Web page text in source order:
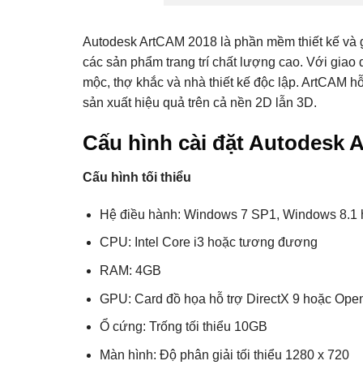
Autodesk ArtCAM 2018 là phần mềm thiết kế
các sản phẩm trang trí chất lượng cao. Với giao
mộc, thợ khắc và nhà thiết kế độc lập. ArtCAM
sản xuất hiệu quả trên cả nền 2D lẫn 3D.
Cấu hình cài đặt Autodesk
Cấu hình tối thiểu
Hệ điều hành: Windows 7 SP1, Windows 8.1
CPU: Intel Core i3 hoặc tương đương
RAM: 4GB
GPU: Card đồ họa hỗ trợ DirectX 9 hoặc
Ổ cứng: Trống tối thiểu 10GB
Màn hình: Độ phân giải tối thiểu 1280 x 720